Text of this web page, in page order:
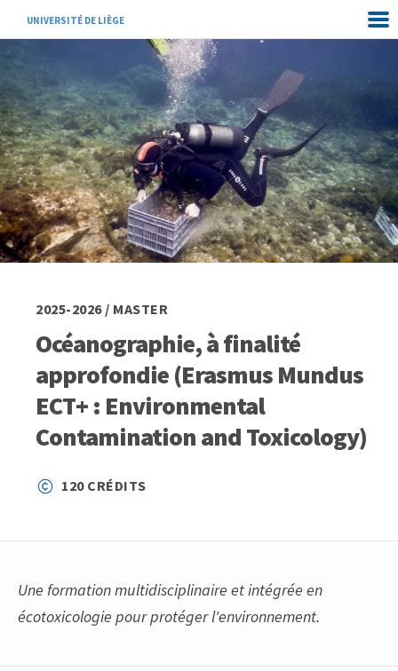
UNIVERSITÉ DE LIÈGE
2025-2026 / MASTER
Océanographie, à finalité
approfondie (Erasmus Mundus
ECT+ : Environmental
Contamination and Toxicology)
120 CRÉDITS
Une formation multidisciplinaire et intégrée en
écotoxicologie pour protéger l'environnement.